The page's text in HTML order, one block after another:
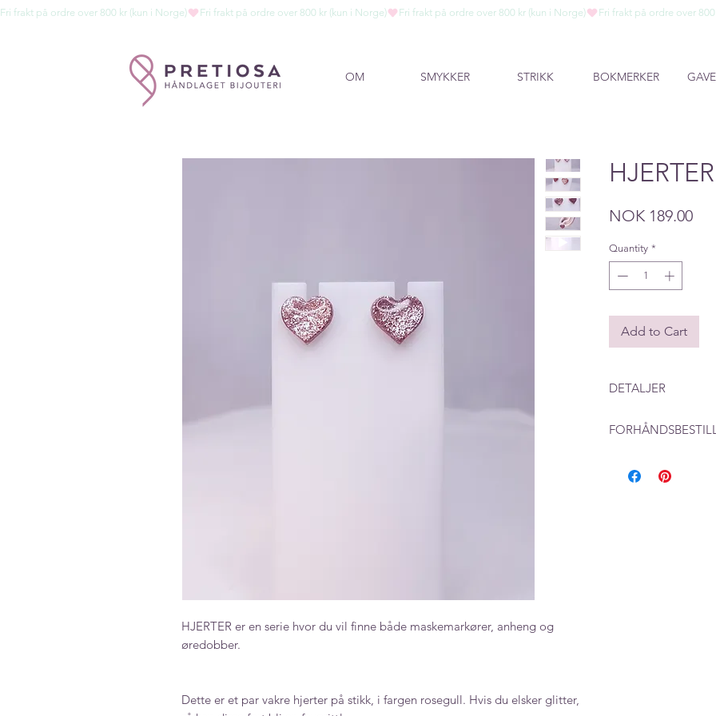
Fri frakt på ordre over 800 kr (kun i Norge)
OM SMYKKER STRIKK BOKMERKER
HJERTER er en serie hvor du vil finne både maskemarkører, anheng og
øredobber.
Dette er et par vakre hjerter på stikk, i fargen rosegull. Hvis du elsker glitter,
HJERTER
NOK 189.00
Quantity *
Add to Cart
DETALJER
beregne en